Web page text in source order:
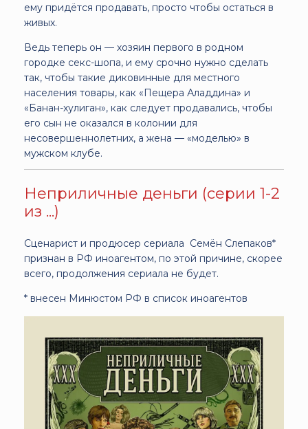
ему придётся продавать, просто чтобы остаться в
живых.
Ведь теперь он — хозяин первого в родном
городке секс-шопа, и ему срочно нужно сделать
так, чтобы такие диковинные для местного
населения товары, как «Пещера Аладдина» и
«Банан-хулиган», как следует продавались, чтобы
его сын не оказался в колонии для
несовершеннолетних, а жена — «моделью» в
мужском клубе.
Неприличные деньги (серии 1-2
из ...)
Сценарист и продюсер сериала Семён Слепаков*
признан в РФ иноагентом, по этой причине, скорее
всего, продолжения сериала не будет.
* внесен Минюстом РФ в список иноагентов